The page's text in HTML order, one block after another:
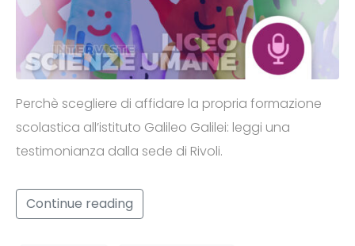
Perchè scegliere di affidare la propria formazione
scolastica all’istituto Galileo Galilei: leggi una
testimonianza dalla sede di Rivoli.
Continue reading